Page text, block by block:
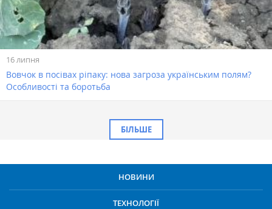
16 липня
Вовчок в посівах ріпаку: нова загроза українським полям?
Особливості та боротьба
БІЛЬШЕ
НОВИНИ
ТЕХНОЛОГІЇ